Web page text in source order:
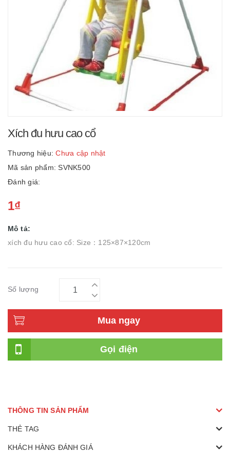
Xích đu hưu cao cổ
Thương hiệu: Chưa cập nhật
Mã sản phẩm: SVNK500
Đánh giá:
1₫
Mô tả:
xích đu hưu cao cổ: Size：125×87×120cm
Số lượng
Mua ngay
Gọi điện
THÔNG TIN SẢN PHẨM
THẺ TAG
KHÁCH HÀNG ĐÁNH GIÁ